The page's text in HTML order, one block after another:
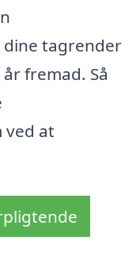
dine tagrender
fremad. Så
ved at